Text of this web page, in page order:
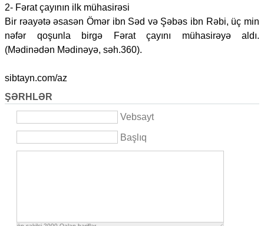
2- Fərat çayının ilk mühasirəsi
Bir rəayətə əsasən Ömər ibn Səd və Şəbəs ibn Rəbi, üç min
nəfər qoşunla birgə Fərat çayını mühasirəyə aldı.
(Mədinədən Mədinəyə, səh.360).
sibtayn.com/az
ŞƏRHLƏR
Vebsayt
Başlıq